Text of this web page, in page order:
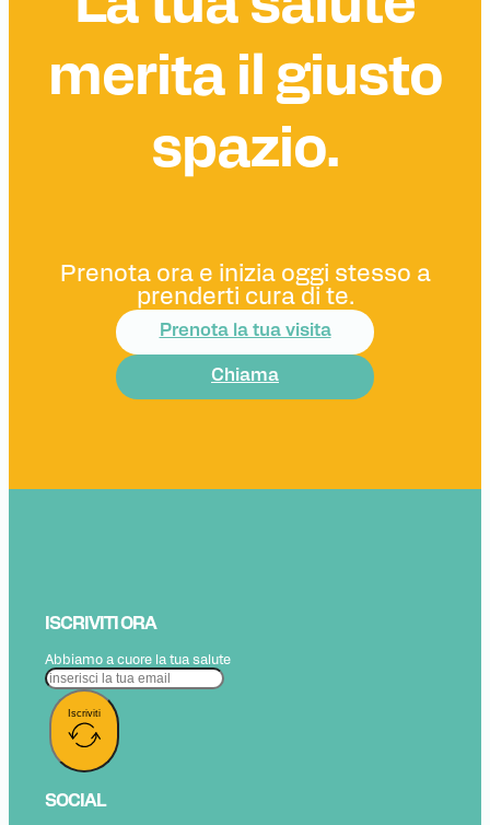
merita il giusto
spazio.
Prenota ora e inizia oggi stesso a
prenderti cura di te.
Prenota la tua visita
Chiama
ISCRIVITI ORA
Abbiamo a cuore la tua salute
Iscriviti
SOCIAL